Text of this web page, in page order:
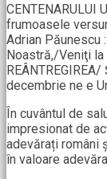
CENTENARULUI
frumoasele
Adrian Păunescu
Noastră,/Veniţi
decembrie ne e
În cuvântul de
impresionat de
adevărați români
în valoare